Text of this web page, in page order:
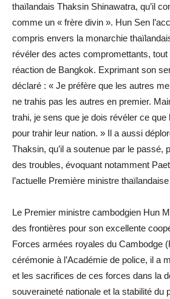
thaïlandais Thaksin Shinawatra, qu’il
comme un « frère divin ». Hun Sen
compris envers la monarchie
révéler des actes compromettants, tout
réaction de Bangkok. Exprimant son
déclaré : « Je préfère que les autres
ne trahis pas les autres en premier.
trahi, je sens que je dois révéler ce que
pour trahir leur nation. » Il a aussi
Thaksin, qu’il a soutenue par le passé,
des troubles, évoquant notamment
l’actuelle Première ministre
Le Premier ministre cambodgien Hun
des frontières pour son excellente
Forces armées royales du Cambodge
cérémonie à l’Académie de police, il a
et les sacrifices de ces forces dans la
souveraineté nationale et la stabilité du